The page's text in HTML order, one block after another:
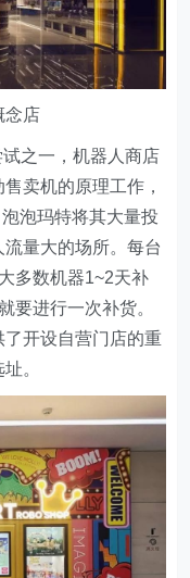
念店
试之一，机器人商店
卖机的原理工作，
泡玛特将其大量投
量大的场所。每台
多数机器1~2天补
要进行一次补货。
开设自营门店的重
。